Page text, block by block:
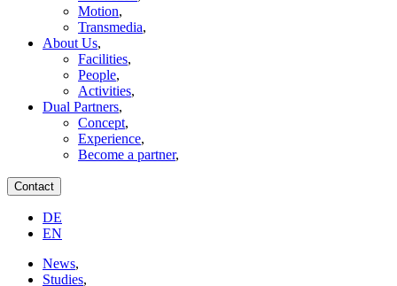
Motion,
Transmedia,
About Us,
Facilities,
People,
Activities,
Dual Partners,
Concept,
Experience,
Become a partner,
Contact
DE
EN
News,
Studies,